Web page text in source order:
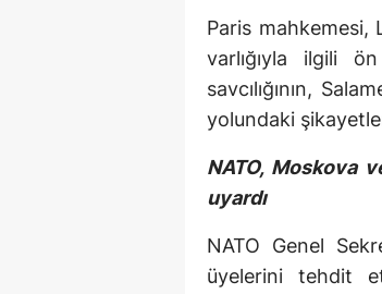
Paris mahkemesi,
varlığıyla ilgili
savcılığının,
yolundaki
NATO, Moskova
uyardı
NATO Genel
üyelerini tehdit